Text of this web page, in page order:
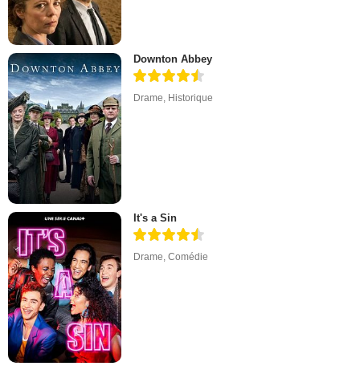
Downton Abbey
Drame Historique
It's a Sin
Drame,Comédie